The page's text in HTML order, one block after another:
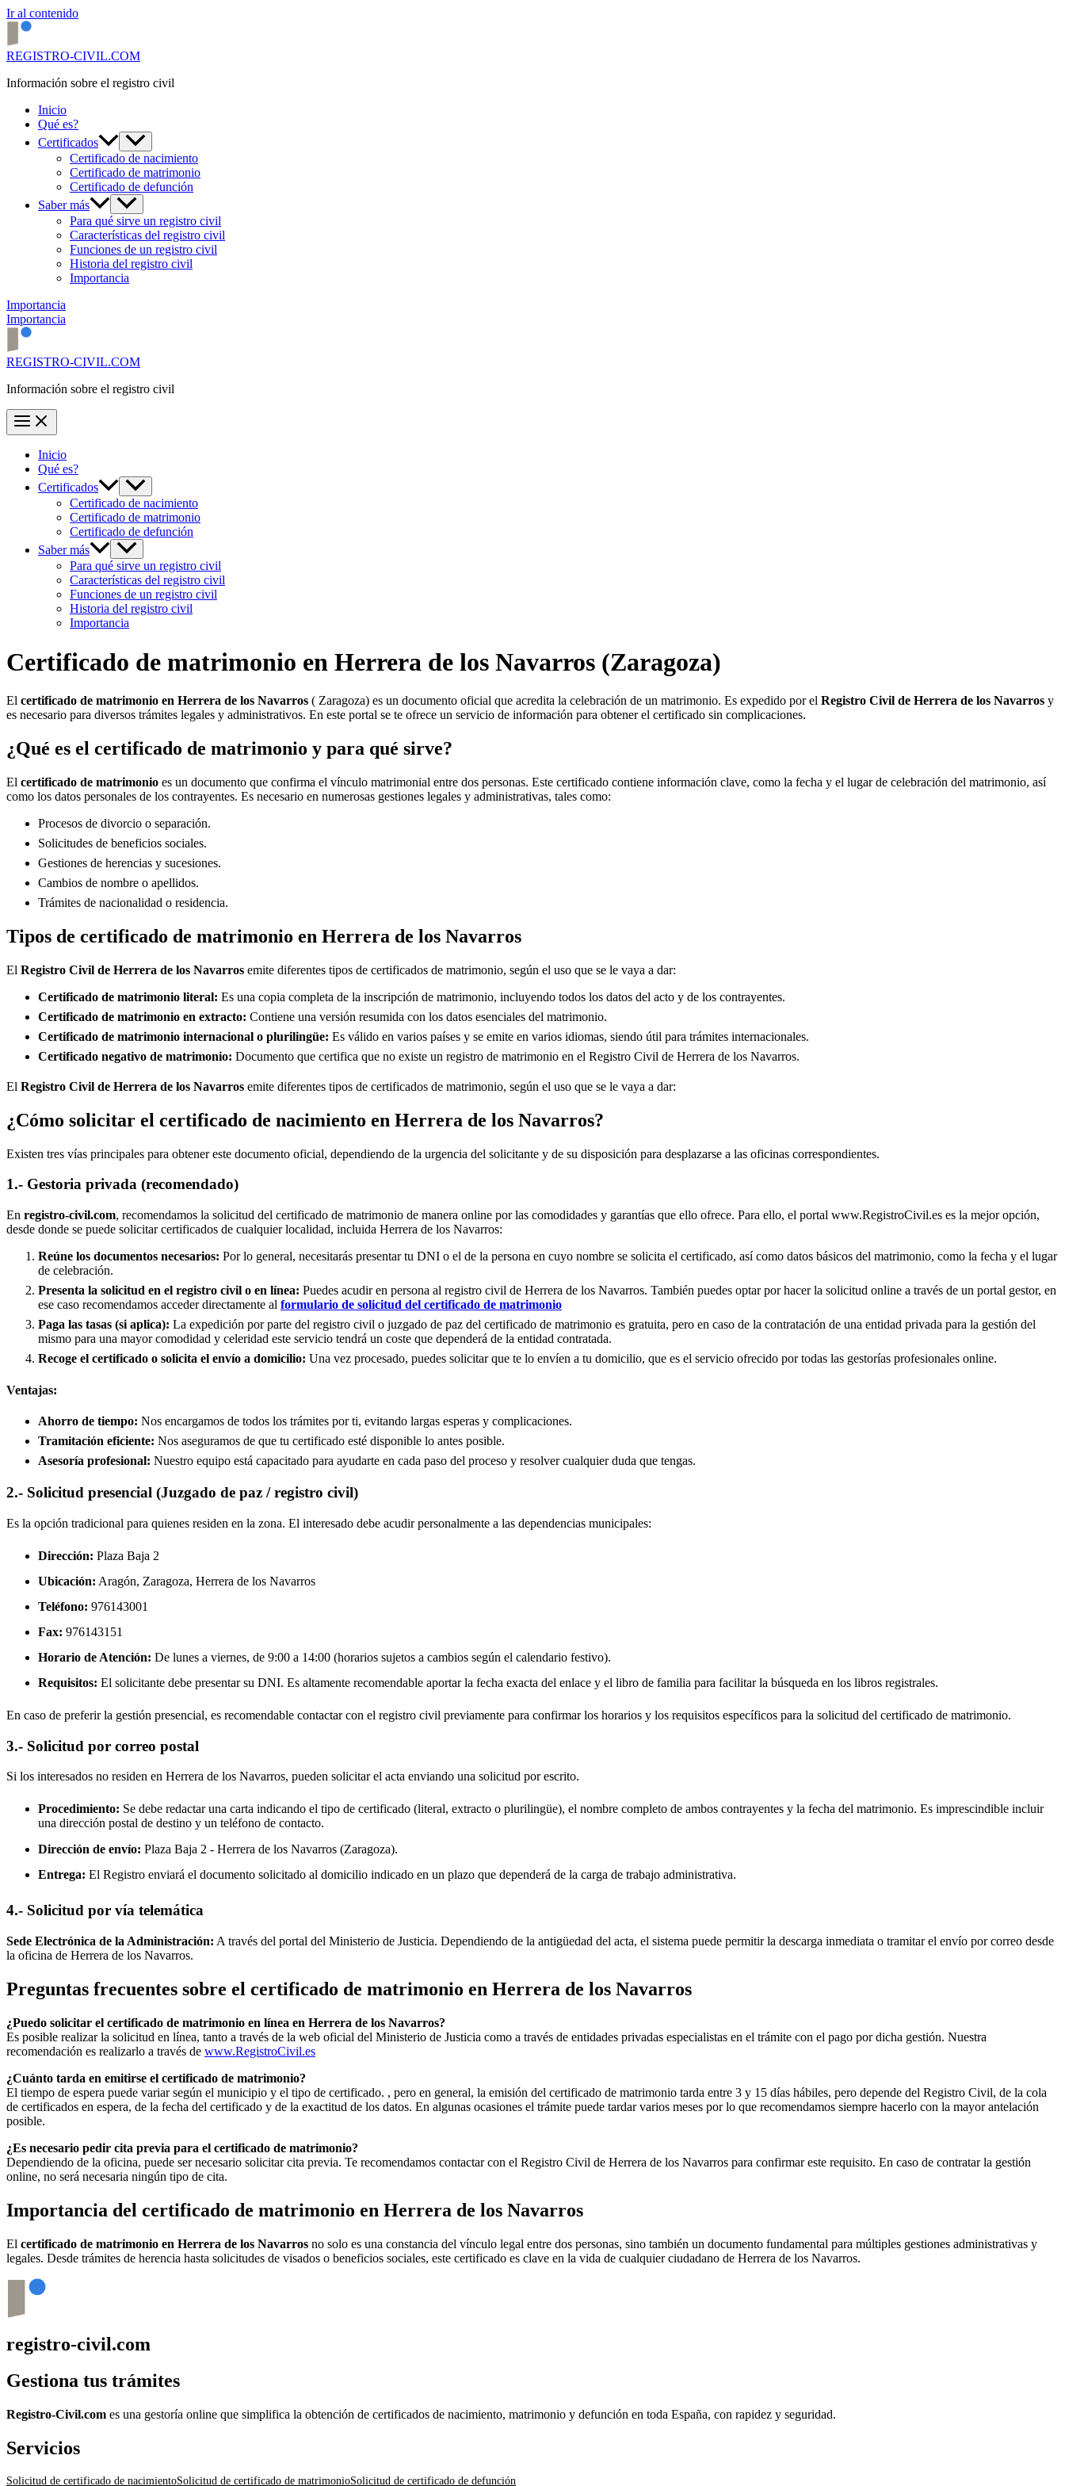
Ir al contenido
REGISTRO-CIVIL.COM
Información sobre el registro civil
Inicio
Qué es?
Certificados
Certificado de nacimiento
Certificado de matrimonio
Certificado de defunción
Saber más
Para qué sirve un registro civil
Características del registro civil
Funciones de un registro civil
Historia del registro civil
Importancia
Importancia
Importancia
REGISTRO-CIVIL.COM
Información sobre el registro civil
Inicio
Qué es?
Certificados
Certificado de nacimiento
Certificado de matrimonio
Certificado de defunción
Saber más
Para qué sirve un registro civil
Características del registro civil
Funciones de un registro civil
Historia del registro civil
Importancia
Certificado de matrimonio en Herrera de los Navarros (Zaragoza)
El certificado de matrimonio en Herrera de los Navarros ( Zaragoza) es un documento oficial que acredita la celebración de un matrimonio. Es expedido por el Registro Civil de Herrera de los Navarros y
es necesario para diversos trámites legales y administrativos. En este portal se te ofrece un servicio de información para obtener el certificado sin complicaciones.
¿Qué es el certificado de matrimonio y para qué sirve?
El certificado de matrimonio es un documento que confirma el vínculo matrimonial entre dos personas. Este certificado contiene información clave, como la fecha y el lugar de celebración del matrimonio, así
como los datos personales de los contrayentes. Es necesario en numerosas gestiones legales y administrativas, tales como:
Procesos de divorcio o separación.
Solicitudes de beneficios sociales.
Gestiones de herencias y sucesiones.
Cambios de nombre o apellidos.
Trámites de nacionalidad o residencia.
Tipos de certificado de matrimonio en Herrera de los Navarros
El Registro Civil de Herrera de los Navarros emite diferentes tipos de certificados de matrimonio, según el uso que se le vaya a dar:
Certificado de matrimonio literal: Es una copia completa de la inscripción de matrimonio, incluyendo todos los datos del acto y de los contrayentes.
Certificado de matrimonio en extracto: Contiene una versión resumida con los datos esenciales del matrimonio.
Certificado de matrimonio internacional o plurilingüe: Es válido en varios países y se emite en varios idiomas, siendo útil para trámites internacionales.
Certificado negativo de matrimonio: Documento que certifica que no existe un registro de matrimonio en el Registro Civil de Herrera de los Navarros.
El Registro Civil de Herrera de los Navarros emite diferentes tipos de certificados de matrimonio, según el uso que se le vaya a dar:
¿Cómo solicitar el certificado de nacimiento en Herrera de los Navarros?
Existen tres vías principales para obtener este documento oficial, dependiendo de la urgencia del solicitante y de su disposición para desplazarse a las oficinas correspondientes.
1.- Gestoria privada (recomendado)
En registro-civil.com, recomendamos la solicitud del certificado de matrimonio de manera online por las comodidades y garantías que ello ofrece. Para ello, el portal www.RegistroCivil.es es la mejor opción,
desde donde se puede solicitar certificados de cualquier localidad, incluida Herrera de los Navarros:
Reúne los documentos necesarios: Por lo general, necesitarás presentar tu DNI o el de la persona en cuyo nombre se solicita el certificado, así como datos básicos del matrimonio, como la fecha y el lugar
de celebración.
Presenta la solicitud en el registro civil o en línea: Puedes acudir en persona al registro civil de Herrera de los Navarros. También puedes optar por hacer la solicitud online a través de un portal gestor, en
ese caso recomendamos acceder directamente al formulario de solicitud del certificado de matrimonio
Paga las tasas (si aplica): La expedición por parte del registro civil o juzgado de paz del certificado de matrimonio es gratuita, pero en caso de la contratación de una entidad privada para la gestión del
mismo para una mayor comodidad y celeridad este servicio tendrá un coste que dependerá de la entidad contratada.
Recoge el certificado o solicita el envío a domicilio: Una vez procesado, puedes solicitar que te lo envíen a tu domicilio, que es el servicio ofrecido por todas las gestorías profesionales online.
Ventajas:
Ahorro de tiempo: Nos encargamos de todos los trámites por ti, evitando largas esperas y complicaciones.
Tramitación eficiente: Nos aseguramos de que tu certificado esté disponible lo antes posible.
Asesoría profesional: Nuestro equipo está capacitado para ayudarte en cada paso del proceso y resolver cualquier duda que tengas.
2.- Solicitud presencial (Juzgado de paz / registro civil)
Es la opción tradicional para quienes residen en la zona. El interesado debe acudir personalmente a las dependencias municipales:
Dirección: Plaza Baja 2
Ubicación: Aragón, Zaragoza, Herrera de los Navarros
Teléfono: 976143001
Fax: 976143151
Horario de Atención: De lunes a viernes, de 9:00 a 14:00 (horarios sujetos a cambios según el calendario festivo).
Requisitos: El solicitante debe presentar su DNI. Es altamente recomendable aportar la fecha exacta del enlace y el libro de familia para facilitar la búsqueda en los libros registrales.
En caso de preferir la gestión presencial, es recomendable contactar con el registro civil previamente para confirmar los horarios y los requisitos específicos para la solicitud del certificado de matrimonio.
3.- Solicitud por correo postal
Si los interesados no residen en Herrera de los Navarros, pueden solicitar el acta enviando una solicitud por escrito.
Procedimiento: Se debe redactar una carta indicando el tipo de certificado (literal, extracto o plurilingüe), el nombre completo de ambos contrayentes y la fecha del matrimonio. Es imprescindible incluir
una dirección postal de destino y un teléfono de contacto.
Dirección de envío: Plaza Baja 2 - Herrera de los Navarros (Zaragoza).
Entrega: El Registro enviará el documento solicitado al domicilio indicado en un plazo que dependerá de la carga de trabajo administrativa.
4.- Solicitud por vía telemática
Sede Electrónica de la Administración: A través del portal del Ministerio de Justicia. Dependiendo de la antigüedad del acta, el sistema puede permitir la descarga inmediata o tramitar el envío por correo desde
la oficina de Herrera de los Navarros.
Preguntas frecuentes sobre el certificado de matrimonio en Herrera de los Navarros
¿Puedo solicitar el certificado de matrimonio en línea en Herrera de los Navarros?
Es posible realizar la solicitud en línea, tanto a través de la web oficial del Ministerio de Justicia como a través de entidades privadas especialistas en el trámite con el pago por dicha gestión. Nuestra
recomendación es realizarlo a través de www.RegistroCivil.es
¿Cuánto tarda en emitirse el certificado de matrimonio?
El tiempo de espera puede variar según el municipio y el tipo de certificado. , pero en general, la emisión del certificado de matrimonio tarda entre 3 y 15 días hábiles, pero depende del Registro Civil, de la cola
de certificados en espera, de la fecha del certificado y de la exactitud de los datos. En algunas ocasiones el trámite puede tardar varios meses por lo que recomendamos siempre hacerlo con la mayor antelación
posible.
¿Es necesario pedir cita previa para el certificado de matrimonio?
Dependiendo de la oficina, puede ser necesario solicitar cita previa. Te recomendamos contactar con el Registro Civil de Herrera de los Navarros para confirmar este requisito. En caso de contratar la gestión
online, no será necesaria ningún tipo de cita.
Importancia del certificado de matrimonio en Herrera de los Navarros
El certificado de matrimonio en Herrera de los Navarros no solo es una constancia del vínculo legal entre dos personas, sino también un documento fundamental para múltiples gestiones administrativas y
legales. Desde trámites de herencia hasta solicitudes de visados o beneficios sociales, este certificado es clave en la vida de cualquier ciudadano de Herrera de los Navarros.
registro-civil.com
Gestiona tus trámites
Registro-Civil.com es una gestoría online que simplifica la obtención de certificados de nacimiento, matrimonio y defunción en toda España, con rapidez y seguridad.
Servicios
Solicitud de certificado de nacimientoSolicitud de certificado de matrimonioSolicitud de certificado de defunción